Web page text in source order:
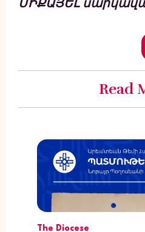
ՄԻՔԱՅԵԼ
Read
The Diocese